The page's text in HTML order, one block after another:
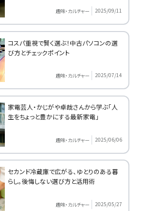
趣味・カルチャー 2025/09/11
コスパ重視で賢く選ぶ！中古パソコンの選
び方とチェックポイント
趣味・カルチャー 2025/07/14
家電芸人・かじがや卓哉さんから学ぶ「人
生をちょっと豊かにする最新家電」
趣味・カルチャー 2025/06/06
セカンド冷蔵庫で広がる、ゆとりのある暮
らし。後悔しない選び方と活用術
趣味・カルチャー 2025/05/27